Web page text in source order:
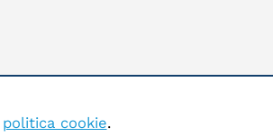
politica cookie.